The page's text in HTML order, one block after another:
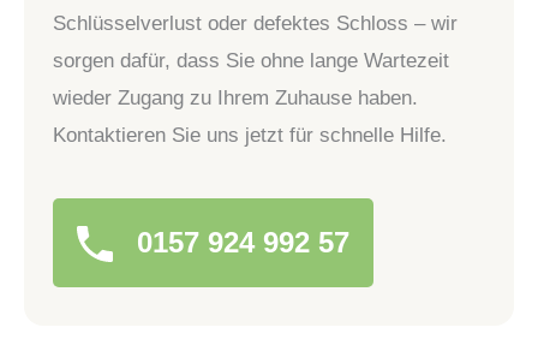
Schlüsselverlust oder defektes Schloss – wir
sorgen dafür, dass Sie ohne lange Wartezeit
wieder Zugang zu Ihrem Zuhause haben.
Kontaktieren Sie uns jetzt für schnelle Hilfe.
0157 924 992 57